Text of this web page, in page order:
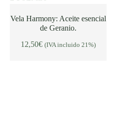
Vela Harmony: Aceite esencial
de Geranio.
12,50€ (IVA incluido 21%)